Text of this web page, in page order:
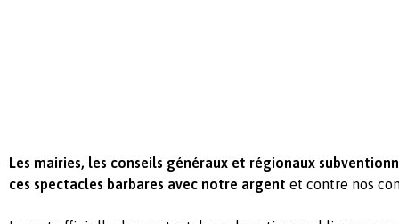
Les mairies, les conseils généraux et régionaux
ces spectacles barbares avec notre argent et contre nos